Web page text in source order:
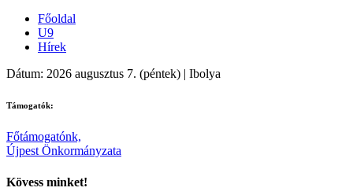
Főoldal
U9
Hírek
Dátum: 2026 augusztus 7. (péntek) | Ibolya
Támogatók:
Főtámogatónk,
Újpest Önkormányzata
Kövess minket!